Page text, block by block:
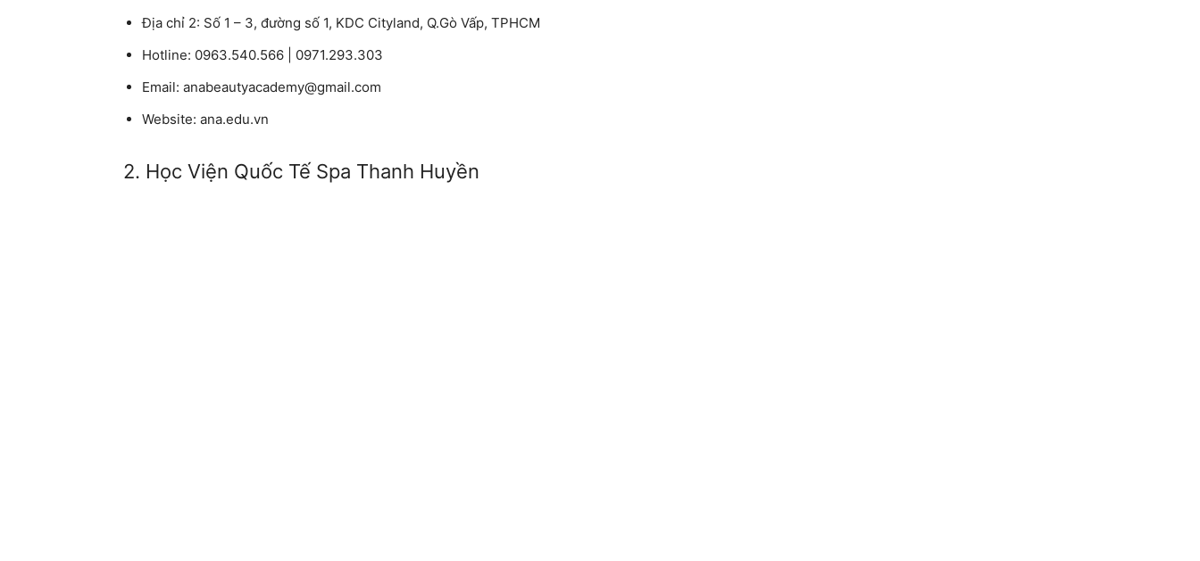
Địa chỉ 2: Số 1 – 3, đường số 1, KDC Cityland, Q.Gò Vấp, TPHCM
Hotline: 0963.540.566 | 0971.293.303
Email: anabeautyacademy@gmail.com
Website: ana.edu.vn
2. Học Viện Quốc Tế Spa Thanh Huyền